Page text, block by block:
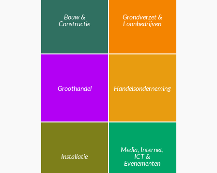
Bouw &
Constructie
Grondverzet &
Loonbedrijven
Groothandel Handelsonderneming
Installatie
Media, Internet,
ICT &
Evenementen